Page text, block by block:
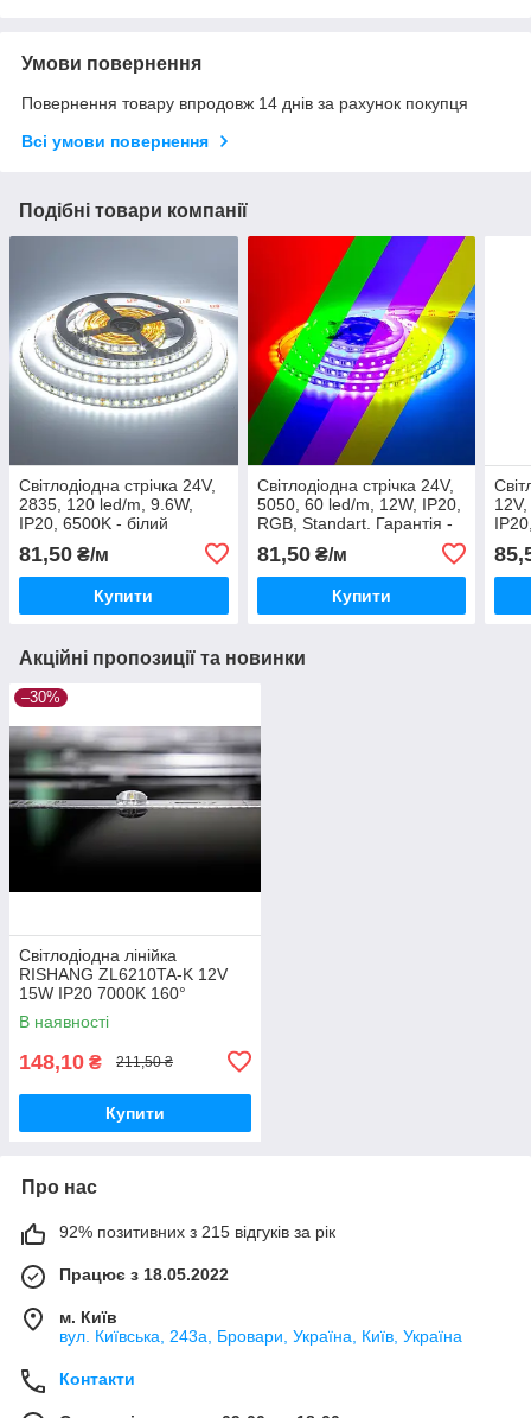
Умови повернення
Повернення товару впродовж 14 днів за рахунок покупця
Всі умови повернення
Подібні товари компанії
Світлодіодна стрічка 24V,
2835, 120 led/m, 9.6W,
IP20, 6500K - білий
Гарантія - 12 місяців
81,50 ₴/м
Купити
Світлодіодна стрічка 24V,
5050, 60 led/m, 12W, IP20,
RGB, Standart. Гарантія -
81,50₴/м
Купити
Акційні пропозиції та новинки
–30%
Світлодіодна лінійка
RISHANG ZL6210TA-K 12V
15W IP20 7000K 160°
В наявності
148,10 ₴ 211,50 ₴
Купити
Про нас
92% позитивних з 215 відгуків за рік
Працює з 18.05.2022
м. Київ
вул. Київська, 243а, Бровари, Україна, Київ, Україна
Контакти